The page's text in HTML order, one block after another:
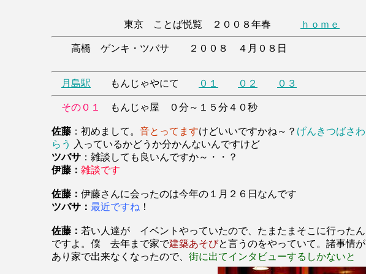
東京 ことば悦覧 ２００８年春 ｈｏｍｅ
高橋 ゲンキ・ツバサ ２００８ ４月０８日
月島駅 もんじゃやにて ０１ ０２ ０３
その０１ もんじゃ屋 ０分～１５分４０秒
佐藤 ：初めまして。 音とってますけどいいですかね～？ げんきつばさわ
らう
入っているかどうか分かんないんですけど
ツバサ ：雑談しても良いんですか～・・？
伊藤： 雑談です
佐藤： 伊藤さんに会ったのは今年の１月２６日なんです
ツバサ： 最近ですね ！
佐藤： 若い人達が イベントやっていたので、たまたまそこに行ったん
ですよ。僕 去年まで家で建築あそびと言うのをやっていて。諸事情が
あり家で出来なくなったので、 街に出てインタビューするしかないと